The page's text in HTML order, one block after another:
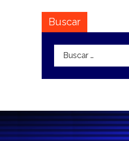
Buscar
Buscar: